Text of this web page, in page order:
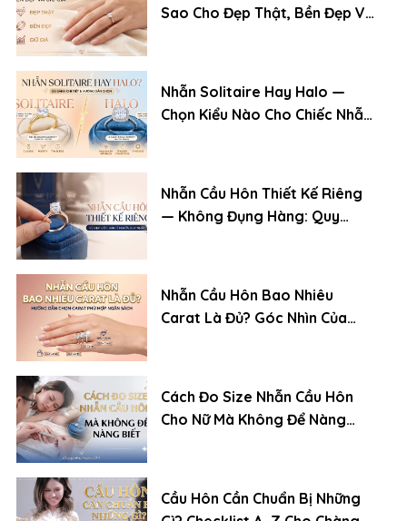
Sao Cho Đẹp Thật, Bền Đẹp Và
Nhẫn Solitaire Hay Halo —
Chọn Kiểu Nào Cho Chiếc Nhẫn
Nhẫn Cầu Hôn Thiết Kế Riêng
— Không Đụng Hàng: Quy
Nhẫn Cầu Hôn Bao Nhiêu
Carat Là Đủ? Góc Nhìn Của
Cách Đo Size Nhẫn Cầu Hôn
Cho Nữ Mà Không Để Nàng
Cầu Hôn Cần Chuẩn Bị Những